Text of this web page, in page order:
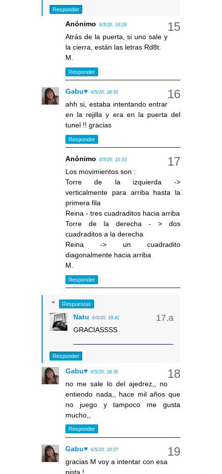
Responder
Anónimo 6/5/20, 18:28
Atrás de la puerta, si uno sale y
la cierra, están las letras Rd8t.
M.
Responder
Gabu♥ 6/5/20, 18:30
ahh si, estaba intentando entrar
en la rejilla y era en la puerta del
tunel !! gracias
Responder
Anónimo 6/5/20, 18:33
Los movimientos son :
Torre de la izquierda ->
verticalmente para arriba hasta la
primera fila
Reina - tres cuadraditos hacia arriba
Torre de la derecha - > dos
cuadraditos a la derecha
Reina -> un cuadradito
diagonalmente hacia arriba
M.
Responder
Respuestas
Natu 6/5/20, 18:41
GRACIASSSS
Responder
Gabu♥ 6/5/20, 18:36
no me sale lo del ajedrez,, no
entiendo nada,, hace mil años que
no juego y tampoco me gusta
mucho,,
Responder
Gabu♥ 6/5/20, 18:37
gracias M voy a intentar con esa
pista !